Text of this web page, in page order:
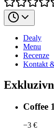
Dealy
Menu
Recenze
Kontakt
Coffee
−3 €